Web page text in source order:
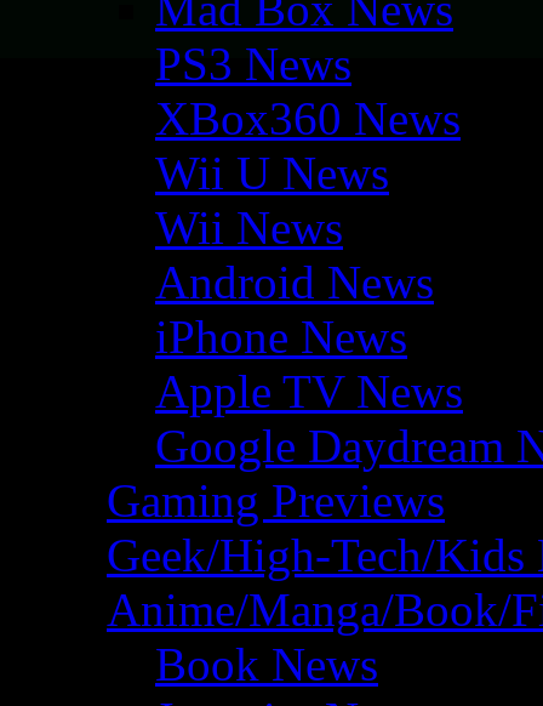
PS3 News
XBox360 News
Wii U News
Wii News
Android News
iPhone News
Apple TV News
Google Daydream
Gaming Previews
Geek/High-Tech/Kids
Anime/Manga/Book/
Book News